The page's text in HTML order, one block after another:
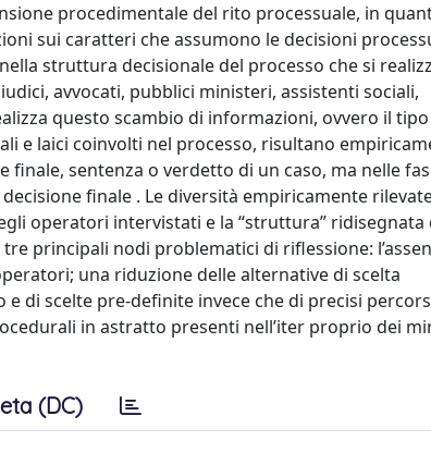
procedimentale del rito processuale, in
sui caratteri che assumono le decisioni
struttura decisionale del processo che si
avvocati, pubblici ministeri, assistenti sociali,
questo scambio di informazioni, ovvero il
e laici coinvolti nel processo, risultano
sentenza o verdetto di un caso, ma nelle
finale . Le diversità empiricamente
operatori intervistati e la “struttura” ridisegnata
principali nodi problematici di riflessione:
una riduzione delle alternative di scelta
di scelte pre-definite invece che di precisi
in astratto presenti nell’iter proprio dei
(DC)